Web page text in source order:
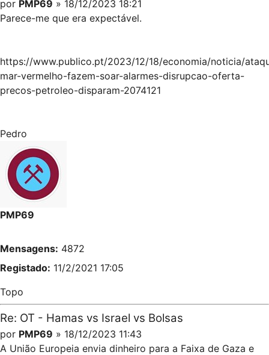
por PMP69 » 18/12/2023 18:21
Parece-me que era expectável.
https://www.publico.pt/2023/12/18/economia/noticia/
mar-vermelho-fazem-soar-alarmes-disrupcao-oferta-
precos-petroleo-disparam-2074121
Pedro
PMP69
Mensagens: 4872
Registado: 11/2/2021 17:05
Topo
Re: OT - Hamas vs Israel vs Bolsas
por PMP69 » 18/12/2023 11:43
A União Europeia envia dinheiro para a Faixa de Gaza e